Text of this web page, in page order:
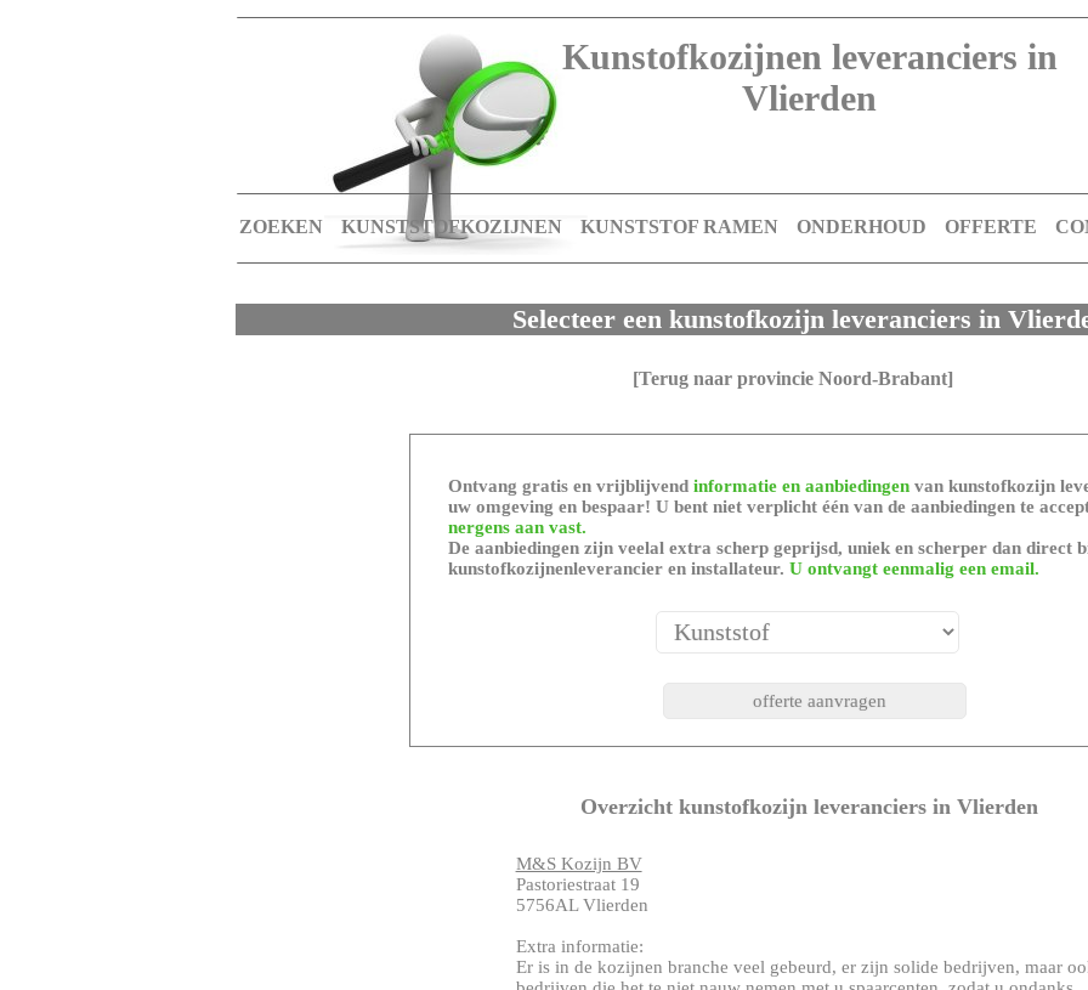
ZOEKEN KUNSTSTOFKOZIJNEN KUNSTSTOF RAMEN ONDERHOUD OFFERTE
Kunstofkozijnen leveranciers in
Vlierden
Selecteer een kunstofkozijn leveranciers in
[Terug naar provincie Noord-Brabant]
Ontvang gratis en vrijblijvend informatie en aanbiedingenvan kunstofkozijn
uw omgeving en bespaar! U bent niet verplicht één van de aanbiedingen te
nergens aan vast.
De aanbiedingen zijn veelal extra scherp geprijsd, uniek en scherper dan direct
kunstofkozijnenleverancier en installateur. U ontvangt eenmalig een email.
Overzicht kunstofkozijn leveranciers in Vlierden
M&S Kozijn BV
Pastoriestraat 19
5756AL Vlierden
Extra informatie:
Er is in de kozijnen branche veel gebeurd, er zijn solide bedrijven, maar